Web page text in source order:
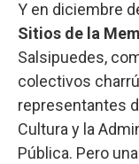
Y en diciembre
Sitios de la
Salsipuedes,
colectivos
representantes
Cultura y la
Pública. Pero